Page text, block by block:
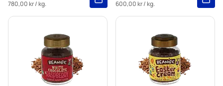
780,00 kr/ kg. 600,00 kr/ kg.